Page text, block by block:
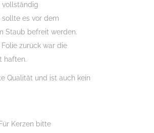
vollständig
es vor dem
Staub befreit werden.
zurück war die
haften.
Qualität und ist auch kein
Kerzen bitte